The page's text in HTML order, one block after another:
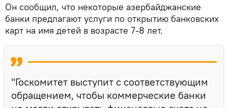
Он сообщил, что некоторые азербайджанские
банки предлагают услуги по открытию банковских
карт на имя детей в возрасте 7-8 лет.
"Госкомитет выступит с соответствующим
обращением, чтобы коммерческие банки